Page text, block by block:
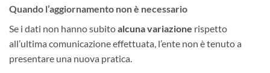
Quando l’aggiornamento non è necessario
Se i dati non hanno subitoalcuna variazione rispetto
all’ultima comunicazione effettuata, l’ente non è tenuto a
presentare una nuova pratica.